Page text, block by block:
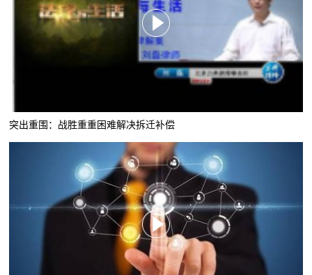
突出重围：战胜重重困难解决拆迁补偿